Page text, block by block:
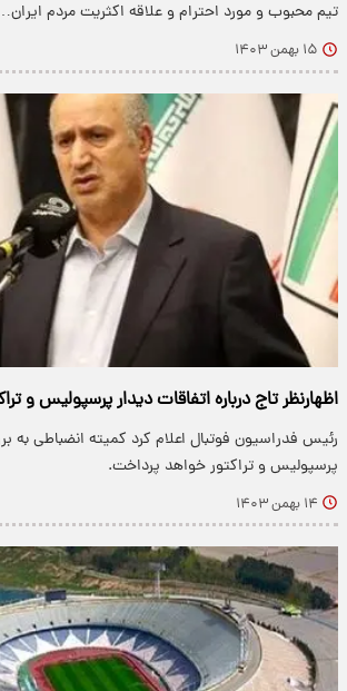
تیم محبوب و مورد احترام و علاقه اکثریت مردم
۱۵ بهمن ۱۴۰۳
اظهارنظر تاج درباره اتفاقات دیدار پرسپولیس و
رئیس فدراسیون فوتبال اعلام کرد کمیته انضباطی به
پرسپولیس و تراکتور خواهد پرداخت.
۱۴ بهمن ۱۴۰۳